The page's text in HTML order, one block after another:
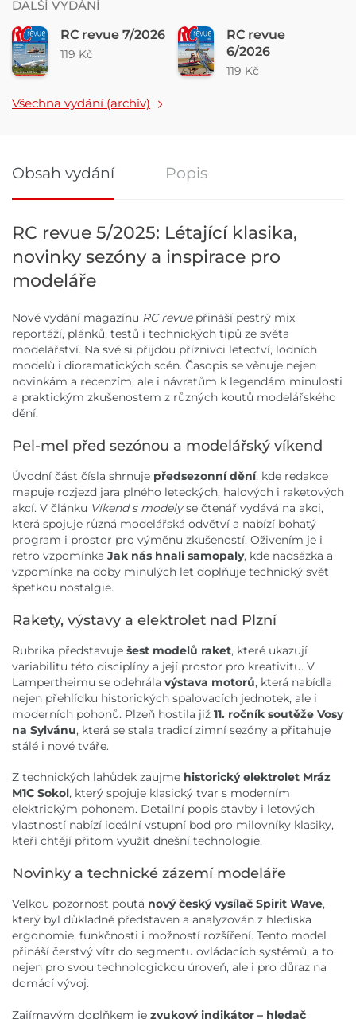
DALŠÍ VYDÁNÍ
RC revue 7/2026
119 Kč
RC revue
6/2026
119 Kč
Všechna vydání (archiv)
Obsah vydání Popis
Obsah vydání
RC revue 5/2025: Létající klasika,
novinky sezóny a inspirace pro
modeláře
Nové vydání magazínu RC revuepřináší pestrý mix
reportáží, plánků, testů i technických tipů ze světa
modelářství. Na své si přijdou příznivci letectví, lodních
modelů i dioramatických scén. Časopis se věnuje nejen
novinkám a recenzím, ale i návratům k legendám minulosti
a praktickým zkušenostem z různých koutů modelářského
dění.
Pel-mel před sezónou a modelářský víkend
Úvodní část čísla shrnuje předsezonní dění, kde redakce
mapuje rozjezd jara plného leteckých, halových i raketových
akcí. V článku Víkend s modelyse čtenář vydává na akci,
která spojuje různá modelářská odvětví a nabízí bohatý
program i prostor pro výměnu zkušeností. Oživením je i
retro vzpomínka Jak nás hnali samopaly, kde nadsázka a
vzpomínka na doby minulých let doplňuje technický svět
špetkou nostalgie.
Rakety, výstavy a elektrolet nad Plzní
Rubrika představuje šest modelů raket, které ukazují
variabilitu této disciplíny a její prostor pro kreativitu. V
Lampertheimu se odehrála výstava motorů, která nabídla
nejen přehlídku historických spalovacích jednotek, ale i
moderních pohonů. Plzeň hostila již 11. ročník soutěže Vosy
na Sylvánu, která se stala tradicí zimní sezóny a přitahuje
stálé i nové tváře.
Z technických lahůdek zaujme historický elektrolet Mráz
M1C Sokol, který spojuje klasický tvar s moderním
elektrickým pohonem. Detailní popis stavby i letových
vlastností nabízí ideální vstupní bod pro milovníky klasiky,
kteří chtějí přitom využít dnešní technologie.
Novinky a technické zázemí modeláře
Velkou pozornost poutá nový český vysílač Spirit Wave,
který byl důkladně představen a analyzován z hlediska
ergonomie, funkčnosti i možností rozšíření. Tento model
přináší čerstvý vítr do segmentu ovládacích systémů, a to
nejen pro svou technologickou úroveň, ale i pro důraz na
domácí vývoj.
Zajímavým doplňkem je zvukový indikátor – hledač